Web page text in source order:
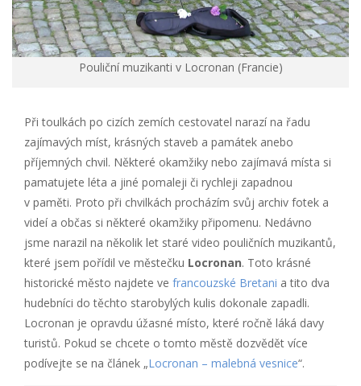
Pouliční muzikanti v Locronan (Francie)
Při toulkách po cizích zemích cestovatel narazí na řadu
zajímavých míst, krásných staveb a památek anebo
příjemných chvil. Některé okamžiky nebo zajímavá místa si
pamatujete léta a jiné pomaleji či rychleji zapadnou
v paměti. Proto při chvilkách procházím svůj archiv fotek a
videí a občas si některé okamžiky připomenu. Nedávno
jsme narazil na několik let staré video pouličních muzikantů,
které jsem pořídil ve městečku Locronan. Toto krásné
historické město najdete ve francouzské Bretani a tito dva
hudebníci do těchto starobylých kulis dokonale zapadli.
Locronan je opravdu úžasné místo, které ročně láká davy
turistů. Pokud se chcete o tomto městě dozvědět více
podívejte se na článek „Locronan – malebná vesnice“.